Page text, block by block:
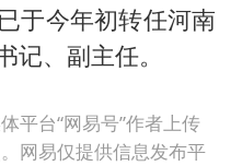
于今年初转任河南
记、副主任。
平台“网易号”作者上传
网易仅提供信息发布平